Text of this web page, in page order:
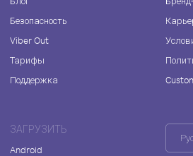
Безопасность
Viber Out
Тарифы
Поддержка
ЗАГРУЗИТЬ
Android